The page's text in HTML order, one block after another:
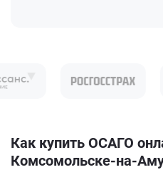
Как купить ОСАГО
Комсомольске-на-